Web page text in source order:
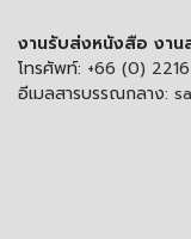
งานรับส่งหนังสือ งา
โทรศัพท์: +66 (0)
อีเมลสารบรรณกลาง: